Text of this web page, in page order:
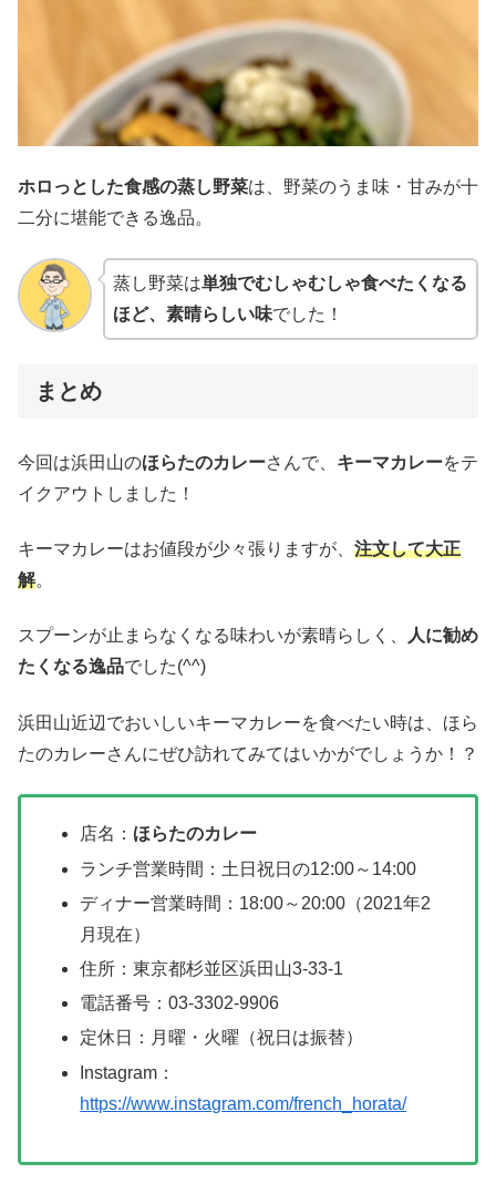
ホロっとした食感の蒸し野菜は、野菜のうま味・甘みが十
二分に堪能できる逸品。
蒸し野菜は単独でむしゃむしゃ食べたくなる
ほど、素晴らしい味でした！
まとめ
今回は浜田山のほらたのカレーさんで、 キーマカレーをテ
イクアウトしました！
キーマカレーはお値段が少々張りますが、 注文して大正
解。
スプーンが止まらなくなる味わいが素晴らしく、
人に勧め
たくなる逸品でした(^^)
浜田山近辺でおいしいキーマカレーを食べたい時は、ほら
たのカレーさんにぜひ訪れてみてはいかがでしょうか！？
店名： ほらたのカレー
ランチ営業時間：土日祝日の12:00～14:00
ディナー営業時間：18:00～20:00（2021年2
月現在）
住所：東京都杉並区浜田山3-33-1
電話番号：03-3302-9906
定休日：月曜・火曜（祝日は振替）
Instagram：
https://www.instagram.com/french_horata/